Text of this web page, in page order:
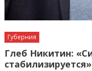
Губерния
Глеб Никитин:
стабилизируется»